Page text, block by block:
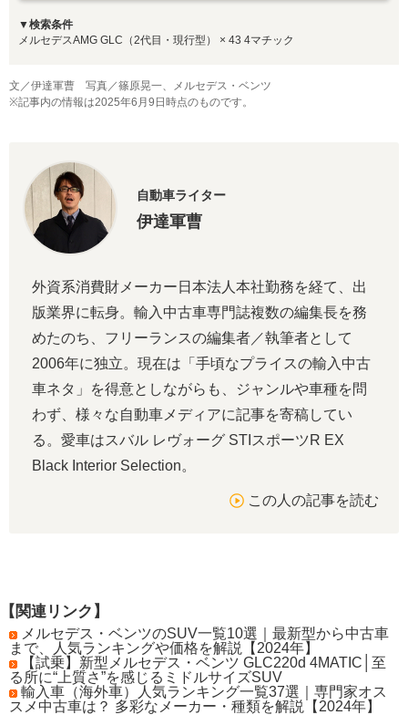
▼検索条件
メルセデスAMG GLC（2代目・現行型） × 43 4マチック
文／伊達軍曹 写真／篠原晃一、メルセデス・ベンツ
※記事内の情報は2025年6月9日時点のものです。
自動車ライター
伊達軍曹
外資系消費財メーカー日本法人本社勤務を経て、出
版業界に転身。輸入中古車専門誌複数の編集長を務
めたのち、フリーランスの編集者／執筆者として
2006年に独立。現在は「手頃なプライスの輸入中古
車ネタ」を得意としながらも、ジャンルや車種を問
わず、様々な自動車メディアに記事を寄稿してい
る。愛車はスバル レヴォーグ STIスポーツR EX
Black Interior Selection。
この人の記事を読む
【関連リンク】
メルセデス・ベンツのSUV一覧10選｜最新型から中古車
まで、人気ランキングや価格を解説【2024年】
【試乗】新型メルセデス・ベンツ GLC220d 4MATIC│至
る所に“上質さ”を感じるミドルサイズSUV
輸入車（海外車）人気ランキング一覧37選｜専門家オス
スメ中古車は？ 多彩なメーカー・種類を解説【2024年】